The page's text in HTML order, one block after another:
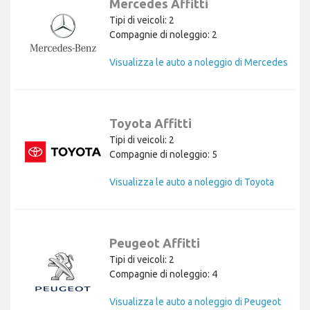
Mercedes Affitti
Tipi di veicoli: 2
Compagnie di noleggio: 2
Visualizza le auto a noleggio di Mercedes
Toyota Affitti
Tipi di veicoli: 2
Compagnie di noleggio: 5
Visualizza le auto a noleggio di Toyota
Peugeot Affitti
Tipi di veicoli: 2
Compagnie di noleggio: 4
Visualizza le auto a noleggio di Peugeot